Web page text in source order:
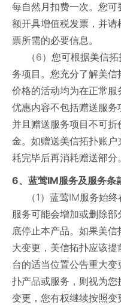
每自然月扣费一次。您
额开具增值税发票，并
票所需的必要信息。
（6）您可根据美信
务项目。您充分了解美
价格的活动均为在正常服
优惠内容不包括赠送服务
并且赠送服务项目不可
金。如赠送美信拓扑账
耗完毕后再消耗赠送部分。
6、蓝莺IM服务及服务条
（1）蓝莺IM服务始
服务可能会增加或删除
底停止本产品。如果美
大变更，美信拓扑应该
台的适当位置公告重大
扑产品或服务，则视为
变更，您有权继续按照